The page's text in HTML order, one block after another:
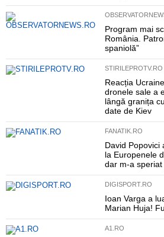
Program mai
România.
spaniolă”
STIRILEPROTV.RO
Reacția
dronele sale a
lângă granița
date de Kiev
FANATIK.RO
David Popovici
la Europenele
dar m-a speriat
DIGISPORT.RO
Ioan Varga a
Marian Huja!
A1.RO